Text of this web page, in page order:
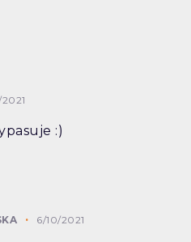
2021
:)
6/10/2021